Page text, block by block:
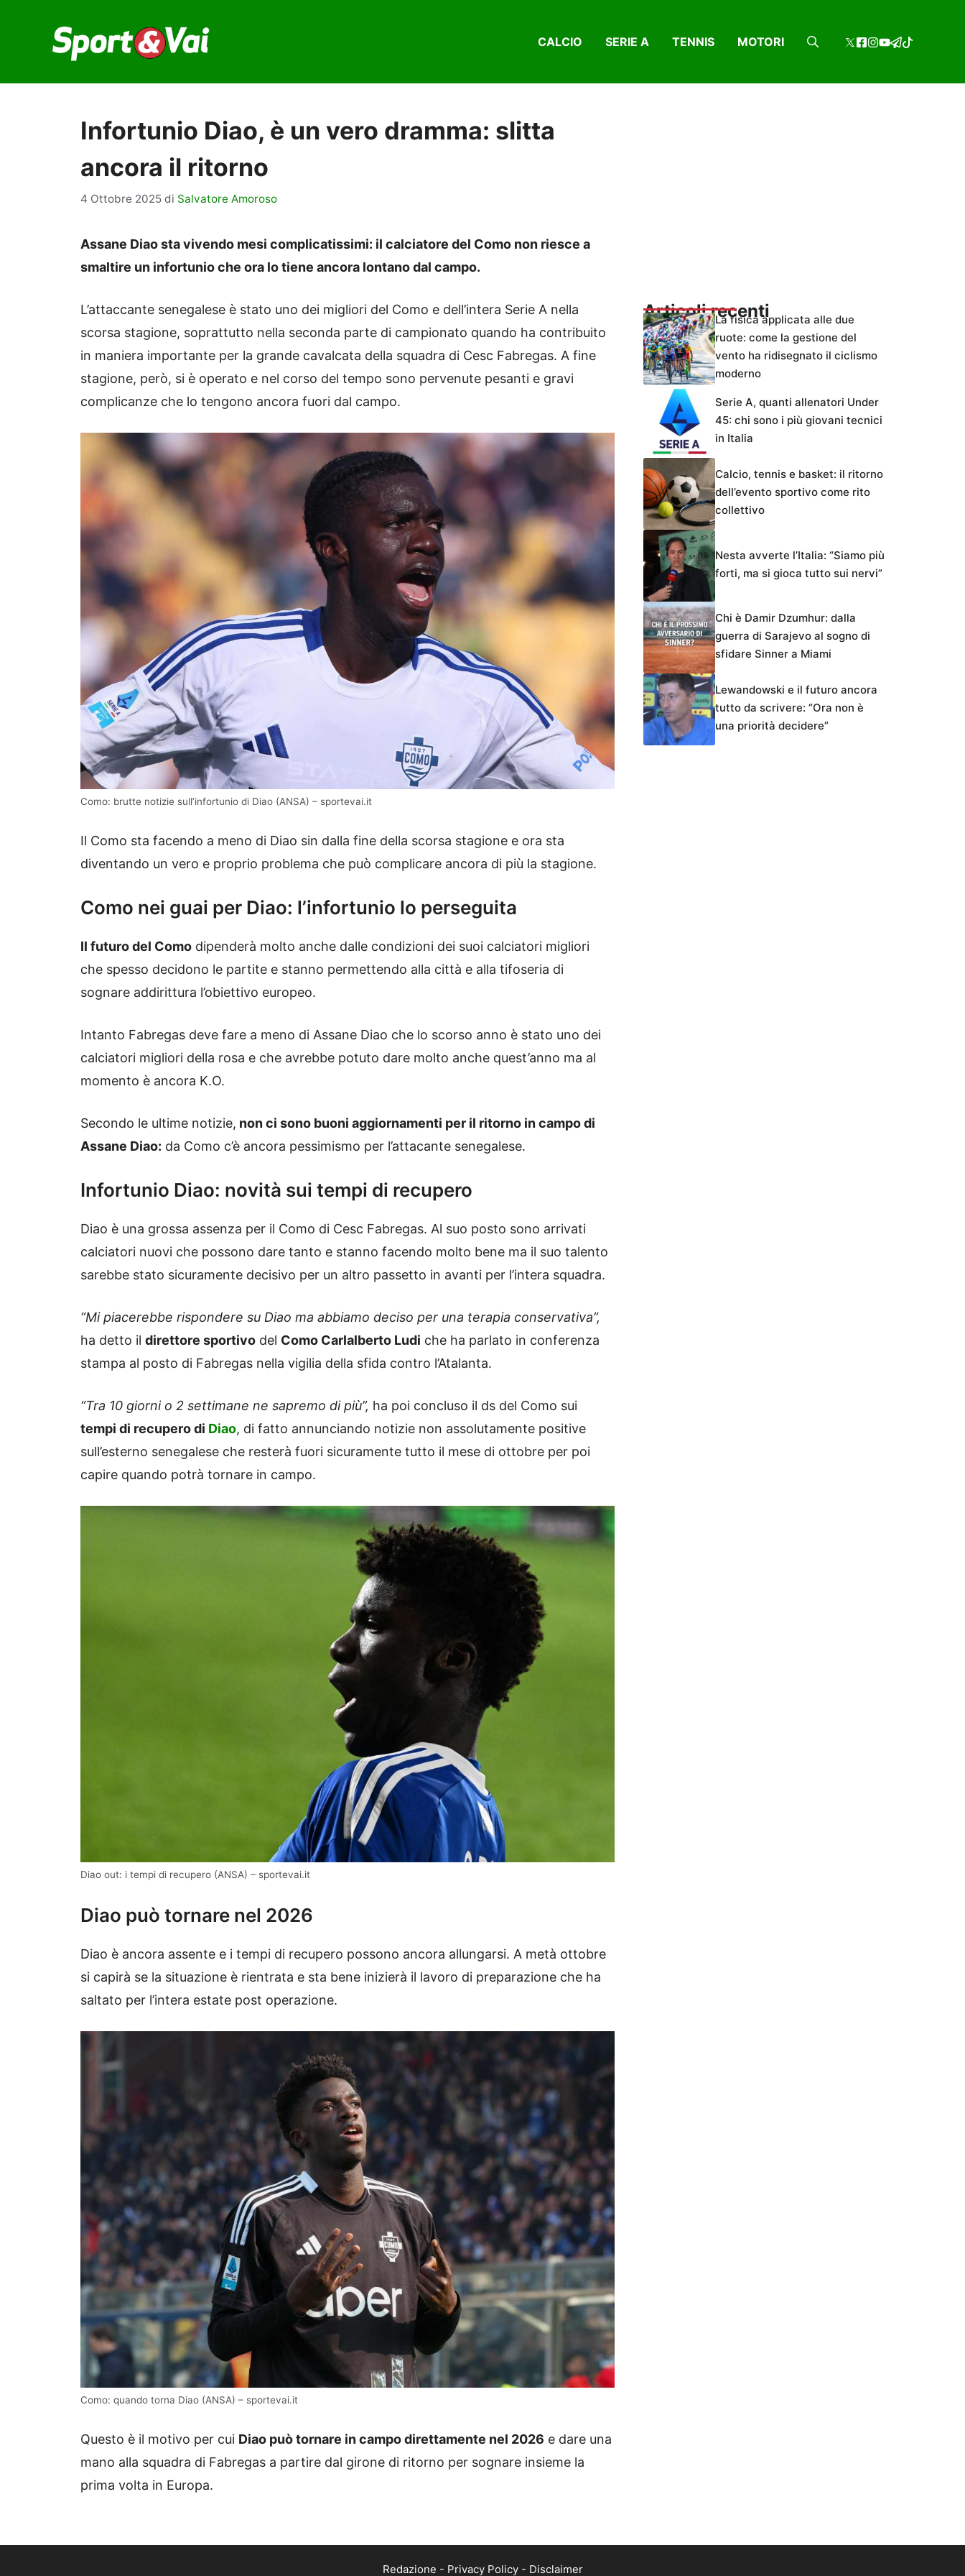
contenuto
CALCIO SERIE A TENNIS MOTORI
Infortunio Diao, è un vero dramma: slitta
ancora il ritorno
4 Ottobre 2025 di Salvatore Amoroso
Assane Diao sta vivendo mesi complicatissimi: il calciatore del Como non riesce a
smaltire un infortunio che ora lo tiene ancora lontano dal campo.
L’attaccante senegalese è stato uno dei migliori del Como e dell’intera Serie A nella
scorsa stagione, soprattutto nella seconda parte di campionato quando ha contribuito
in maniera importante per la grande cavalcata della squadra di Cesc Fabregas. A fine
stagione, però, si è operato e nel corso del tempo sono pervenute pesanti e gravi
complicanze che lo tengono ancora fuori dal campo.
Como: brutte notizie sull’infortunio di Diao (ANSA) – sportevai.it
Il Como sta facendo a meno di Diao sin dalla fine della scorsa stagione e ora sta
diventando un vero e proprio problema che può complicare ancora di più la stagione.
Como nei guai per Diao: l’infortunio lo perseguita
Il futuro del Como dipenderà molto anche dalle condizioni dei suoi calciatori migliori
che spesso decidono le partite e stanno permettendo alla città e alla tifoseria di
sognare addirittura l’obiettivo europeo.
Intanto Fabregas deve fare a meno di Assane Diao che lo scorso anno è stato uno dei
calciatori migliori della rosa e che avrebbe potuto dare molto anche quest’anno ma al
momento è ancora K.O.
Secondo le ultime notizie, non ci sono buoni aggiornamenti per il ritorno in campo di
Assane Diao: da Como c’è ancora pessimismo per l’attacante senegalese.
Infortunio Diao: novità sui tempi di recupero
Diao è una grossa assenza per il Como di Cesc Fabregas. Al suo posto sono arrivati
calciatori nuovi che possono dare tanto e stanno facendo molto bene ma il suo talento
sarebbe stato sicuramente decisivo per un altro passetto in avanti per l’intera squadra.
“Mi piacerebbe rispondere su Diao ma abbiamo deciso per una terapia conservativa”,
ha detto il direttore sportivo del Como Carlalberto Ludi che ha parlato in conferenza
stampa al posto di Fabregas nella vigilia della sfida contro l’Atalanta.
“Tra 10 giorni o 2 settimane ne sapremo di più”, ha poi concluso il ds del Como sui
tempi di recupero di Diao, di fatto annunciando notizie non assolutamente positive
sull’esterno senegalese che resterà fuori sicuramente tutto il mese di ottobre per poi
capire quando potrà tornare in campo.
Diao out: i tempi di recupero (ANSA) – sportevai.it
Diao può tornare nel 2026
Diao è ancora assente e i tempi di recupero possono ancora allungarsi. A metà ottobre
si capirà se la situazione è rientrata e sta bene inizierà il lavoro di preparazione che ha
saltato per l’intera estate post operazione.
Como: quando torna Diao (ANSA) – sportevai.it
Questo è il motivo per cui Diao può tornare in campo direttamente nel 2026 e dare una
mano alla squadra di Fabregas a partire dal girone di ritorno per sognare insieme la
prima volta in Europa.
Articoli recentiLa fisica applicata alle due
ruote: come la gestione del
vento ha ridisegnato il ciclismo
moderno
Serie A, quanti allenatori Under
45: chi sono i più giovani tecnici
in Italia
Calcio, tennis e basket: il ritorno
dell’evento sportivo come rito
collettivo
Nesta avverte l’Italia: “Siamo più
forti, ma si gioca tutto sui nervi”
Chi è Damir Dzumhur: dalla
guerra di Sarajevo al sogno di
sfidare Sinner a Miami
Lewandowski e il futuro ancora
tutto da scrivere: “Ora non è
una priorità decidere”
Redazione - Privacy Policy- Disclaimer